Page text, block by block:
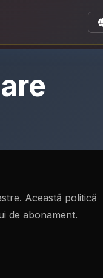
Această politică
de abonament.